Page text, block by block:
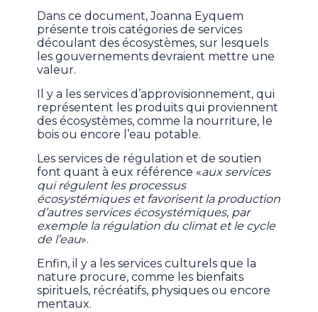
Dans ce document, Joanna Eyquem
présente trois catégories de services
découlant des écosystèmes, sur lesquels
les gouvernements devraient mettre une
valeur.
Il y a les services d’approvisionnement, qui
représentent les produits qui proviennent
des écosystèmes, comme la nourriture, le
bois ou encore l’eau potable.
Les services de régulation et de soutien
font quant à eux référence «aux services
qui régulent les processus
écosystémiques et favorisent la production
d’autres services écosystémiques, par
exemple la régulation du climat et le cycle
de l’eau».
Enfin, il y a les services culturels que la
nature procure, comme les bienfaits
spirituels, récréatifs, physiques ou encore
mentaux.